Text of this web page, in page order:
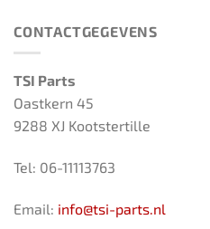
CONTACTGEGEVENS
TSI Parts
Oastkern 45
9288 XJ Kootstertille
Tel: 06-11113763
Email: info@tsi-parts.nl